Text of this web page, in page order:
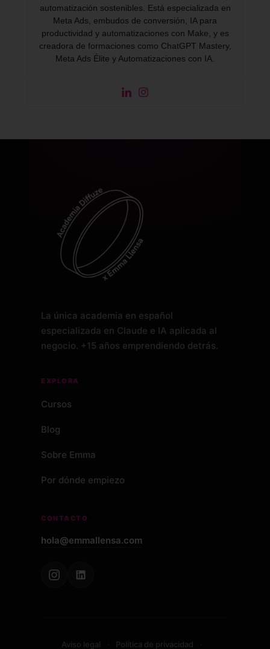
automatización sostenibles. Está especializada en
Meta Ads, embudos de conversión, IA para
productividad y automatizaciones con Make, y es
creadora de formaciones como ChatGPT Mastery,
Meta Ads Élite y Automatizaciones con IA.
La única academia en español
especializada en Claude e IA aplicada al
negocio. +15 años emprendiendo detrás.
EXPLORA
Cursos
Blog
Sobre Emma
Por dónde empiezo
CONTACTO
hola@emmallensa.com
Aviso legal Política de privacidad